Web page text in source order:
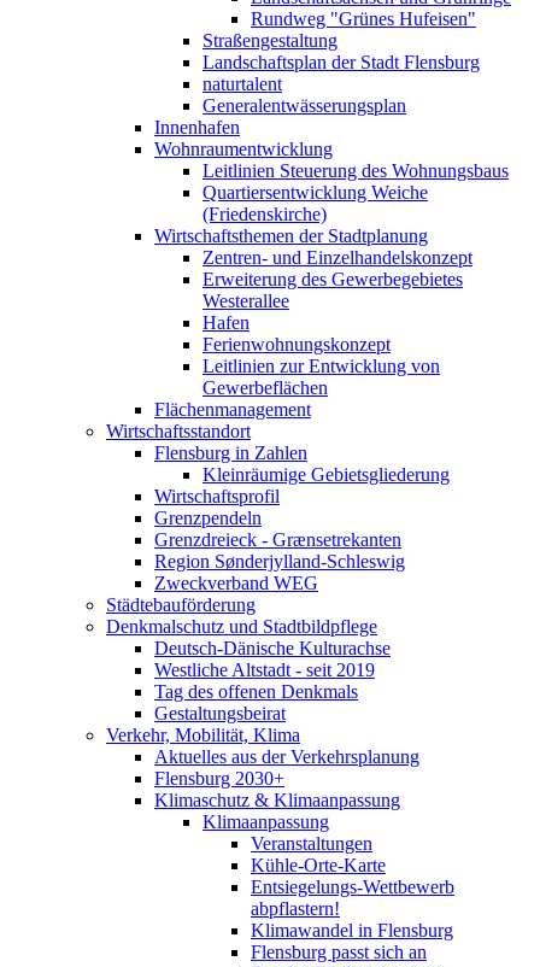
Rundweg "Grünes Hufeisen"
Straßengestaltung
Landschaftsplan der Stadt Flensburg
naturtalent
Generalentwässerungsplan
Innenhafen
Wohnraumentwicklung
Leitlinien Steuerung des Wohnungsbaus
Quartiersentwicklung Weiche
(Friedenskirche)
Wirtschaftsthemen der Stadtplanung
Zentren- und Einzelhandelskonzept
Erweiterung des Gewerbegebietes
Westerallee
Hafen
Ferienwohnungskonzept
Leitlinien zur Entwicklung von
Gewerbeflächen
Flächenmanagement
Wirtschaftsstandort
Flensburg in Zahlen
Kleinräumige Gebietsgliederung
Wirtschaftsprofil
Grenzpendeln
Grenzdreieck - Grænsetrekanten
Region Sønderjylland-Schleswig
Zweckverband WEG
Städtebauförderung
Denkmalschutz und Stadtbildpflege
Deutsch-Dänische Kulturachse
Westliche Altstadt - seit 2019
Tag des offenen Denkmals
Gestaltungsbeirat
Verkehr, Mobilität, Klima
Aktuelles aus der Verkehrsplanung
Flensburg 2030+
Klimaschutz & Klimaanpassung
Klimaanpassung
Veranstaltungen
Kühle-Orte-Karte
Entsiegelungs-Wettbewerb
abpflastern!
Klimawandel in Flensburg
Flensburg passt sich an